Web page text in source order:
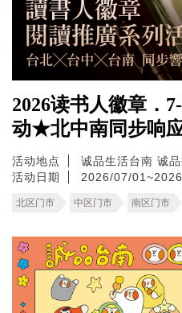
2026读书人徽章．
动★北中南同步响
活动地点 诚品生活台南 诚
活动日期
2026/07/
北区门市 中区门市 南区门市